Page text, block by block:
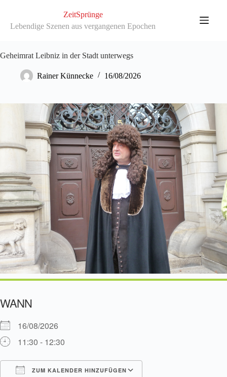
springen
ZeitSprünge
Lebendige Szenen aus vergangenen Epochen
Geheimrat Leibniz in der Stadt unterwegs
Rainer Künnecke 16/08/2026
WANN
16/08/2026
11:30 - 12:30
ZUM KALENDER HINZUFÜGEN